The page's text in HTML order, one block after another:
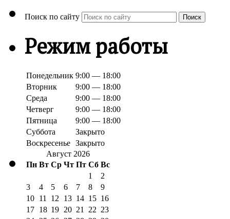
Поиск по сайту Поиск
Режим работы
Понедельник 9:00 — 18:00
Вторник
9:00 — 18:00
Среда
9:00 — 18:00
Четверг
9:00 — 18:00
Пятница
9:00 — 18:00
Суббота
Закрыто
Воскресенье Закрыто
Август 2026
Пн Вт Ср Чт Пт Сб Вс
1
2
3
4 5 6 7 8
9
10 11 12 13 14 15 16
17 18 19 20 21 22 23